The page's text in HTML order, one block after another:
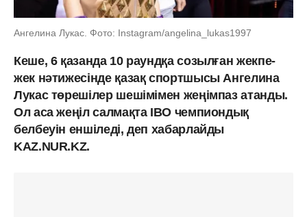
Ангелина Лукас. Фото: Instagram/angelina_lukas1997
Кеше, 6 қазанда 10 раундқа созылған жекпе-
жек нәтижесінде қазақ спортшысы Ангелина
Лукас төрешілер шешімімен жеңімпаз атанды.
Ол аса жеңіл салмақта IBO чемпиондық
белбеуін еншіледі, деп хабарлайды
KAZ.NUR.KZ.